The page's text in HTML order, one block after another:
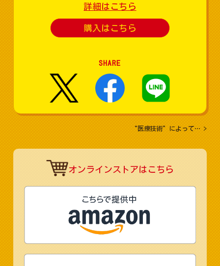
詳細はこちら
購入はこちら
SHARE
“医療技術”によって… >
オンラインストアはこちら